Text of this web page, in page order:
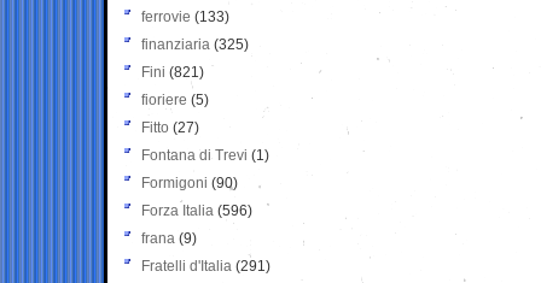
ferrovie (133)
finanziaria (325)
Fini (821)
fioriere (5)
Fitto (27)
Fontana di Trevi (1)
Formigoni (90)
Forza Italia (596)
frana (9)
Fratelli d'Italia (291)